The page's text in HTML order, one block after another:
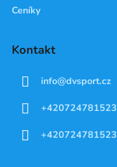
Ceníky
Kontakt
info@dvsport.cz
+420724781523
+420724781523